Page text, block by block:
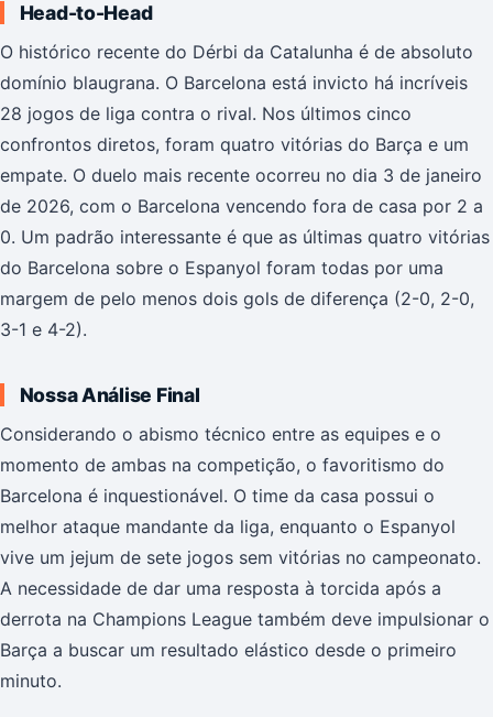
Head-to-Head
O histórico recente do Dérbi da Catalunha é de absoluto
domínio blaugrana. O Barcelona está invicto há incríveis
28 jogos de liga contra o rival. Nos últimos cinco
confrontos diretos, foram quatro vitórias do Barça e um
empate. O duelo mais recente ocorreu no dia 3 de janeiro
de 2026, com o Barcelona vencendo fora de casa por 2 a
0. Um padrão interessante é que as últimas quatro vitórias
do Barcelona sobre o Espanyol foram todas por uma
margem de pelo menos dois gols de diferença (2-0, 2-0,
3-1 e 4-2).
Nossa Análise Final
Considerando o abismo técnico entre as equipes e o
momento de ambas na competição, o favoritismo do
Barcelona é inquestionável. O time da casa possui o
melhor ataque mandante da liga, enquanto o Espanyol
vive um jejum de sete jogos sem vitórias no campeonato.
A necessidade de dar uma resposta à torcida após a
derrota na Champions League também deve impulsionar o
Barça a buscar um resultado elástico desde o primeiro
minuto.